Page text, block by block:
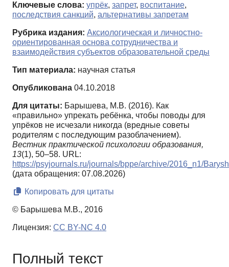
Ключевые слова: упрёк, запрет, воспитание,
последствия санкций, альтернативы запретам
Рубрика издания: Аксиологическая и личностно-
ориентированная основа сотрудничества и
взаимодействия субъектов образовательной среды
Тип материала: научная статья
Опубликована 04.10.2018
Для цитаты: Барышева, М.В. (2016). Как
«правильно» упрекать ребёнка, чтобы поводы для
упрёков не исчезали никогда (вредные советы
родителям с последующим разоблачением).
Вестник практической психологии образования,
13(1), 50–58. URL:
https://psyjournals.ru/journals/bppe/archive/2016_n1/
(дата обращения: 07.08.2026)
Копировать для цитаты
© Барышева М.В., 2016
Лицензия: CC BY-NC 4.0
Полный текст